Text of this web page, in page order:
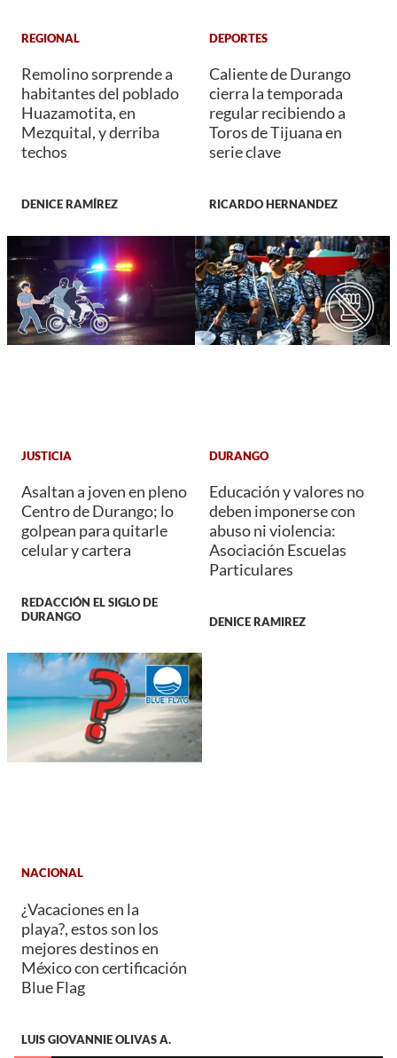
REGIONAL
Remolino sorprende a
habitantes del poblado
Huazamotita, en
Mezquital, y derriba
techos
DENICE RAMÍREZ
DEPORTES
Caliente de Durango
cierra la temporada
regular recibiendo a
Toros de Tijuana en
serie clave
RICARDO HERNANDEZ
JUSTICIA
Asaltan a joven en pleno
Centro de Durango; lo
golpean para quitarle
celular y cartera
REDACCIÓN EL SIGLO DE
DURANGO
DURANGO
Educación y valores no
deben imponerse con
abuso ni violencia:
Asociación Escuelas
Particulares
DENICE RAMIREZ
NACIONAL
¿Vacaciones en la
playa?, estos son los
mejores destinos en
México con certificación
Blue Flag
LUIS GIOVANNIE OLIVAS A.